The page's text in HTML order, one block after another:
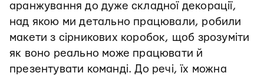
аранжування до дуже складної декорації,
над якою ми детально працювали, робили
макети з сірникових коробок, щоб зрозуміти
як воно реально може працювати й
презентувати команді. До речі, їх можна